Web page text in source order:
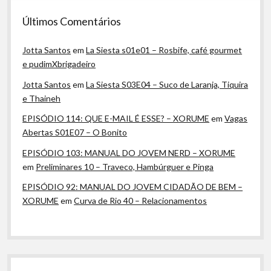
Últimos Comentários
Jotta Santos emLa Siesta s01e01 – Rosbife, café gourmet
e pudimXbrigadeiro
Jotta Santos emLa Siesta S03E04 – Suco de Laranja, Tiquira
e Thaineh
EPISÓDIO 114: QUE E-MAIL É ESSE? – XORUME emVagas
Abertas S01E07 – O Bonito
EPISÓDIO 103: MANUAL DO JOVEM NERD – XORUME
em Preliminares 10 – Traveco, Hambúrguer e Pinga
EPISÓDIO 92: MANUAL DO JOVEM CIDADÃO DE BEM –
XORUME emCurva de Rio 40 – Relacionamentos